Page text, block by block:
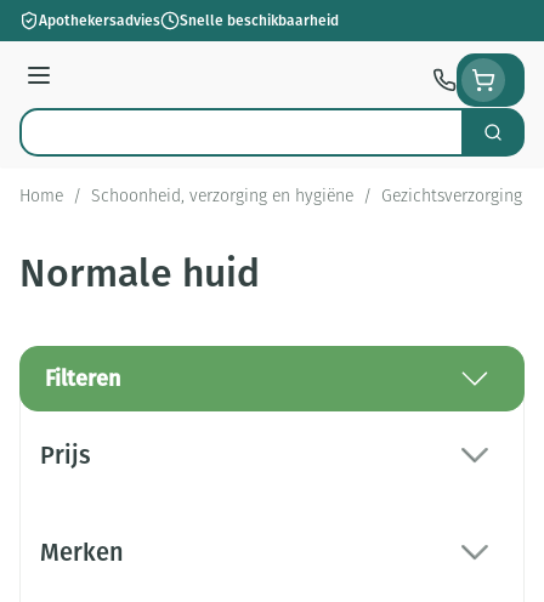
Ga naar de inhoud
Apothekersadvies Snelle beschikbaarheid
Menu
Product, merk, categorie... Zoek
Home / Schoonheid, verzorging en hygiëne / Gezichtsverzorging
Normale huid
Filteren
Prijs
Merken